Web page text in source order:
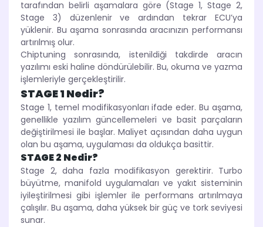
tarafından belirli aşamalara göre (Stage 1, Stage 2,
Stage 3) düzenlenir ve ardından tekrar ECU’ya
yüklenir. Bu aşama sonrasında aracınızın performansı
artırılmış olur.
Chiptuning sonrasında, istenildiği takdirde aracın
yazılımı eski haline döndürülebilir. Bu, okuma ve yazma
işlemleriyle gerçekleştirilir.
STAGE 1 Nedir?
Stage 1, temel modifikasyonları ifade eder. Bu aşama,
genellikle yazılım güncellemeleri ve basit parçaların
değiştirilmesi ile başlar. Maliyet açısından daha uygun
olan bu aşama, uygulaması da oldukça basittir.
STAGE 2 Nedir?
Stage 2, daha fazla modifikasyon gerektirir. Turbo
büyütme, manifold uygulamaları ve yakıt sisteminin
iyileştirilmesi gibi işlemler ile performans artırılmaya
çalışılır. Bu aşama, daha yüksek bir güç ve tork seviyesi
sunar.